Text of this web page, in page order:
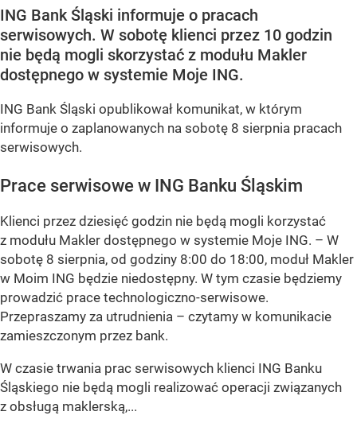
ING Bank Śląski informuje o pracach
serwisowych. W sobotę klienci przez 10 godzin
nie będą mogli skorzystać z modułu Makler
dostępnego w systemie Moje ING.
ING Bank Śląski opublikował komunikat, w którym
informuje o zaplanowanych na sobotę 8 sierpnia pracach
serwisowych.
Prace serwisowe w ING Banku Śląskim
Klienci przez dziesięć godzin nie będą mogli korzystać
z modułu Makler dostępnego w systemie Moje ING. – W
sobotę 8 sierpnia, od godziny 8:00 do 18:00, moduł Makler
w Moim ING będzie niedostępny. W tym czasie będziemy
prowadzić prace technologiczno-serwisowe.
Przepraszamy za utrudnienia – czytamy w komunikacie
zamieszczonym przez bank.
W czasie trwania prac serwisowych klienci ING Banku
Śląskiego nie będą mogli realizować operacji związanych
z obsługą maklerską,...